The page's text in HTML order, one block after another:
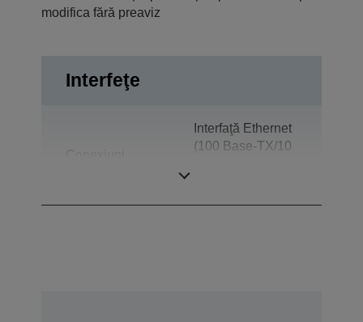
modifica fără preaviz
Interfeţe
Interfaţă Ethernet
(100 Base-TX/10